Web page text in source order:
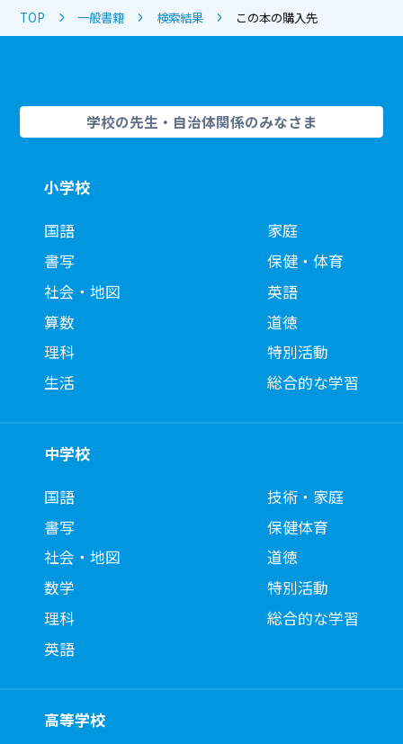
TOP 一般書籍 検索結果 この本の購入先
学校の先生・自治体関係のみなさま
小学校
国語
書写
社会・地図
算数
理科
生活
家庭
保健・体育
英語
道徳
特別活動
総合的な学習
中学校
国語
書写
社会・地図
数学
理科
英語
技術・家庭
保健体育
道徳
特別活動
総合的な学習
高等学校